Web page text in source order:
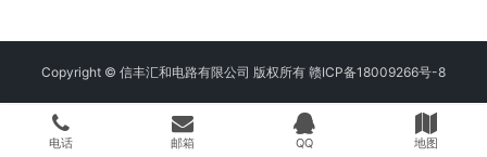
Copyright © 信丰汇和电路有限公司 版权所有 赣ICP备18009266号-8
电话 邮箱 QQ 地图